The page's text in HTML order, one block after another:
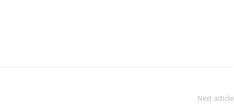
Next article